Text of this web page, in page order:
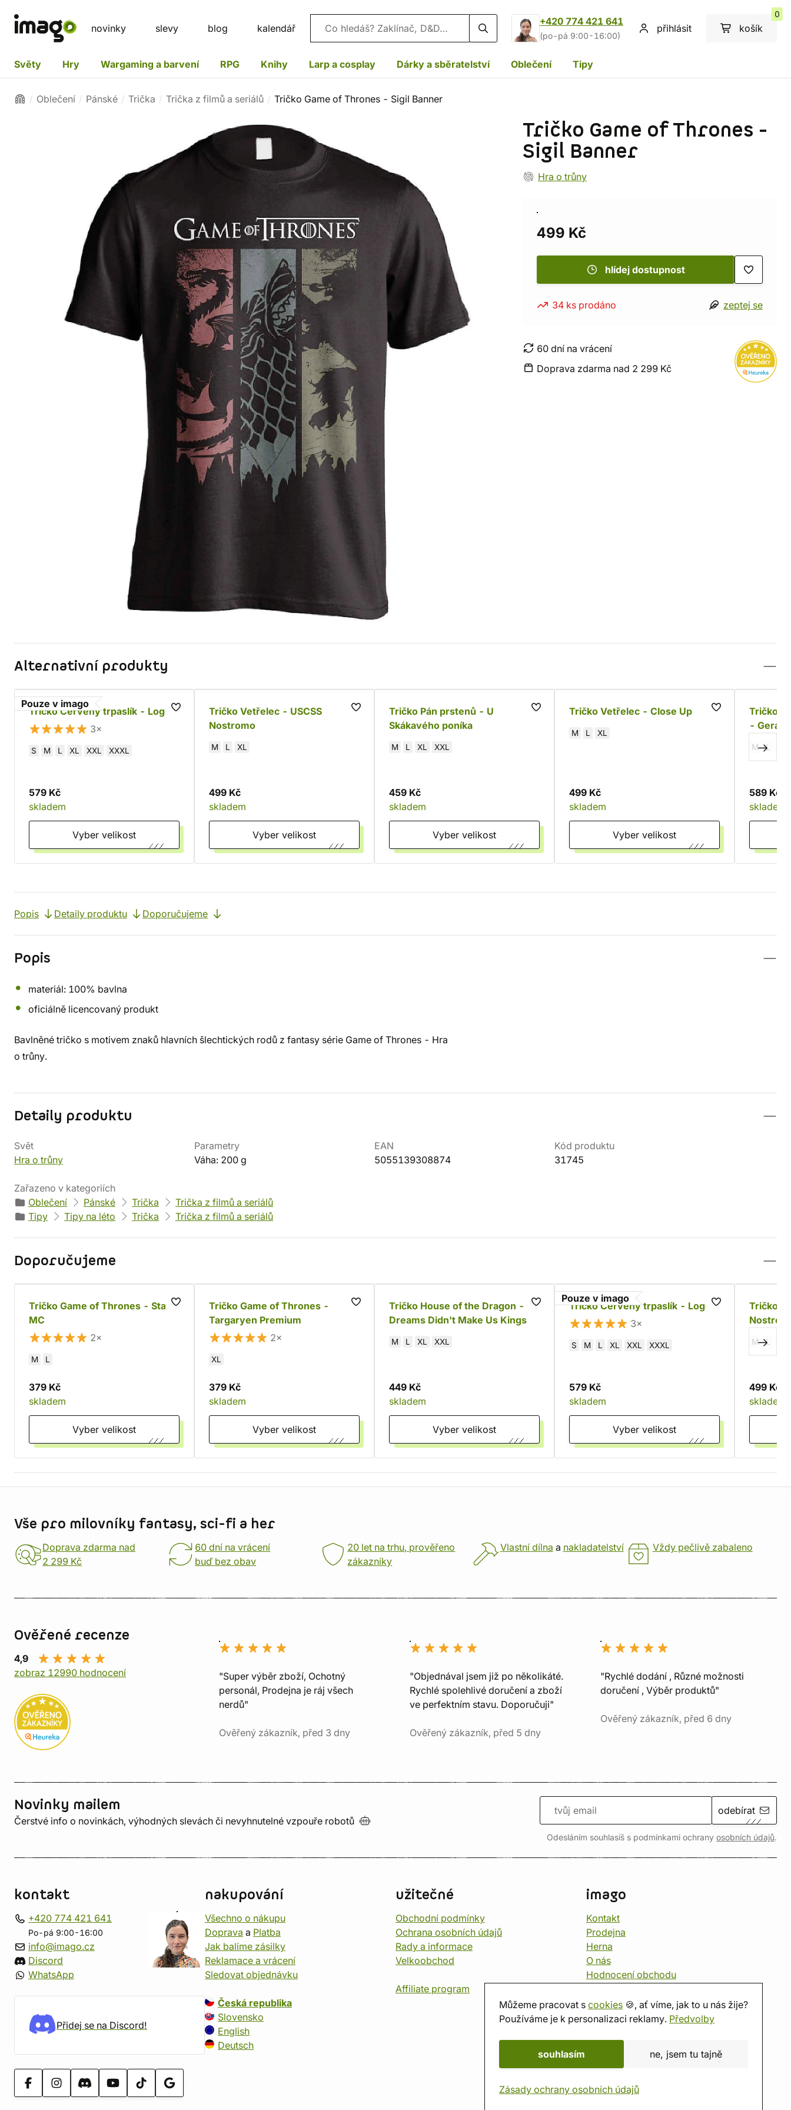
novinky slevy blog kalendář Vyhledávání
+420 774 421 641
(po-pá 9:00-16:00)
přihlásit košík
0
Světy Hry Wargaming a barvení RPG Knihy Larp a cosplay Dárky a sběratelství Oblečení Tipy
Oblečení Pánské Trička Trička z filmů a seriálů Tričko Game of Thrones - Sigil Banner
Tričko Game of Thrones -
Sigil Banner
Hra o trůny
499 Kč
hlídej dostupnost
34 ks prodáno zeptej se
60 dní na vrácení
Doprava zdarma nad 2 299 Kč
Alternativní produkty
Pouze v imago
Tričko Červený trpaslík - Logo
3×
S M L XL XXL XXXL
579 Kč
skladem
Vyber velikost
Tričko Vetřelec - USCSS
Nostromo
M L XL
499 Kč
skladem
Vyber velikost
Tričko Pán prstenů - U
Skákavého poníka
M L XL XXL
459 Kč
skladem
Vyber velikost
Tričko Vetřelec - Close Up
M L XL
499 Kč
skladem
Vyber velikost
Tričko
- Geralt
M L
589 Kč
skladem
Popis Detaily produktu Doporučujeme
Popis
materiál: 100% bavlna
oficiálně licencovaný produkt
Bavlněné tričko s motivem znaků hlavních šlechtických rodů z fantasy série Game of Thrones - Hra
o trůny.
Detaily produktu
Svět
Hra o trůny
Parametry
Váha: 200 g
EAN
5055139308874
Kód produktu
31745
Zařazeno v kategoriích
Oblečení
Pánské Trička
Trička z filmů a seriálů
Tipy
Tipy na léto Trička Trička z filmů a seriálů
Doporučujeme
Tričko Game of Thrones - Stark
MC
2×
M L
379 Kč
skladem
Vyber velikost
Tričko Game of Thrones -
Targaryen Premium
2×
XL
379 Kč
skladem
Vyber velikost
Tričko House of the Dragon -
Dreams Didn't Make Us Kings
M L XL XXL
449 Kč
skladem
Vyber velikost
Pouze v imago
Tričko Červený trpaslík - Logo
3×
S M L XL XXL XXXL
579 Kč
skladem
Vyber velikost
Tričko
M L
499 Kč
skladem
Můžeme pracovat s cookies 🍪, ať víme, jak to u nás žije?
Používáme je k personalizaci reklamy. Předvolby
souhlasím ne, jsem tu tajně
Zásady ochrany osobních údajů
Vše pro milovníky fantasy, sci-fi a her
Doprava zdarma nad
2 299 Kč
60 dní na vrácení
buď bez obav
20 let na trhu, prověřeno
zákazníky
Vlastní dílna a nakladatelství Vždy pečlivě zabaleno
Ověřené recenze
4,9
zobraz 12990 hodnocení
"Super výběr zboží, Ochotný
personál, Prodejna je ráj všech
nerdů"
Ověřený zákazník, před 3 dny
"Objednával jsem již po několikáté.
Rychlé spolehlivé doručení a zboží
ve perfektním stavu. Doporučuji"
Ověřený zákazník, před 5 dny
"Rychlé dodání , Různé možnosti
doručení , Výběr produktů"
Ověřený zákazník, před 6 dny
Novinky mailem
Čerstvé info o novinkách, výhodných slevách či nevyhnutelné vzpouře robotů
odebírat
Odesláním souhlasíš s podmínkami ochrany osobních údajů.
kontakt
+420 774 421 641
Po-pá 9:00-16:00
info@imago.cz
Discord
WhatsApp
Přidej se na Discord!
nakupování
Všechno o nákupu
Doprava a Platba
Jak balíme zásilky
Reklamace a vrácení
Sledovat objednávku
Česká republika
Slovensko
English
Deutsch
užitečné
Obchodní podmínky
Ochrana osobních údajů
Rady a informace
Velkoobchod
Affiliate program
imago
Kontakt
Prodejna
Herna
O nás
Hodnocení obchodu
Kalendář
imago.blog